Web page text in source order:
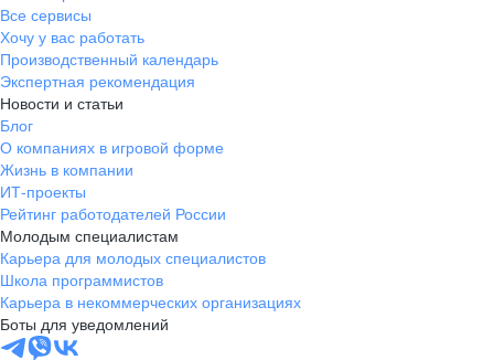
Все сервисы
Хочу у вас работать
Производственный календарь
Экспертная рекомендация
Новости и статьи
Блог
О компаниях в игровой форме
Жизнь в компании
ИТ-проекты
Рейтинг работодателей России
Молодым специалистам
Карьера для молодых специалистов
Школа программистов
Карьера в некоммерческих организациях
Боты для уведомлений